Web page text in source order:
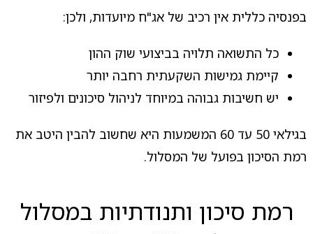
בפנסיה כללית אין רכיב של אג"ח מיועדות, ולכן:
כל התשואה תלויה בביצועי שוק ההון
קיימת גמישות השקעתית רחבה יותר
יש חשיבות גבוהה במיוחד לניהול סיכונים ולפיזור
בגילאי 50 עד 60 המשמעות היא שחשוב להבין היטב את
רמת הסיכון בפועל של המסלול.
רמת סיכון ותנודתיות במסלול